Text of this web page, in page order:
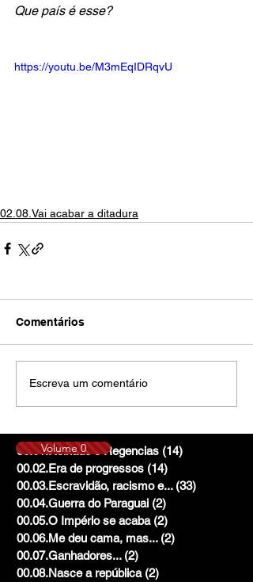
Que país é esse?
https://youtu.be/M3mEqIDRqvU
02.08.Vai acabar a ditadura
Comentários
Escreva um comentário
00.01.Reinado e Regencias (14)
00.02.Era de progressos (14)
00.03.Escravidão, racismo e... (33)
00.04.Guerra do Paraguai (2)
00.05.O Império se acaba (2)
00.06.Me deu cama, mas... (2)
00.07.Ganhadores... (2)
00.08.Nasce a república (2)
Volume 0